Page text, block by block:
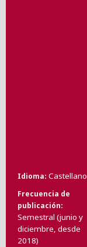
Idioma Castellano
Frecuencia de
publicación
Semestral (junio y
diciembre, desde
2018)